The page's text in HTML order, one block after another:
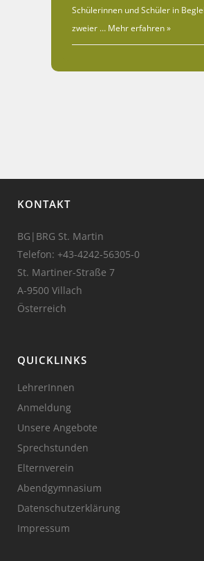
Schülerinnen und Schüler in
zweier … Mehr erfahren »
KONTAKT
BG|BRG St. Martin
Telefon: +43-4242-56305-0
St. Martiner-Straße 7
A-9500 Villach
Österreich
QUICKLINKS
LehrerInnen
Anmeldung
Unsere Angebote
Sprechstunden
Elternverein
Abendgymnasium
Datenschutzerklärung
Impressum